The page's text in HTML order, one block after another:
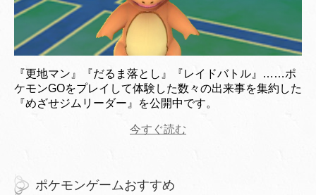
『更地マン』『だるま落とし』『レイドバトル』……ポ
ケモンGOをプレイして体験した数々の出来事を集約した
『めざせジムリーダー』を公開中です。
今すぐ読む
ポケモンゲームおすすめ